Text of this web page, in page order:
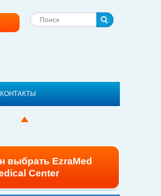
КОНТАКТЫ
выбрать EzraMed
Center